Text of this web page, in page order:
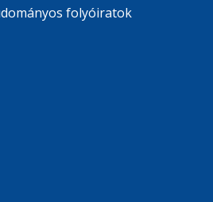
folyóiratok